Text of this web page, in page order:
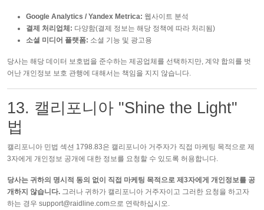
Google Analytics / Yandex Metrica: 웹사이트 분석
결제 처리업체: 다양함(결제 정보는 해당 정책에 따라 처리됨)
소셜 미디어 플랫폼: 소셜 기능 및 광고용
당사는 해당 데이터 보호법을 준수하는 제공업체를 선택하지만, 계약 합의를 벗
어난 개인정보 보호 관행에 대해서는 책임을 지지 않습니다.
13. 캘리포니아 "Shine the Light"
법
캘리포니아 민법 섹션 1798.83은 캘리포니아 거주자가 직접 마케팅 목적으로 제
3자에게 개인정보 공개에 대한 정보를 요청할 수 있도록 허용합니다.
당사는 귀하의 명시적 동의 없이 직접 마케팅 목적으로 제3자에게 개인정보를 공
개하지 않습니다. 그러나 귀하가 캘리포니아 거주자이고 그러한 요청을 하고자
하는 경우 support@raidline.com으로 연락하십시오.